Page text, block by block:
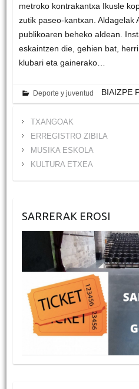
metroko kontrakantxa Ikusle
zutik paseo-kantxan. Aldagelak
publikoaren beheko aldean.
eskaintzen die, gehien bat,
klubari eta gainerako…
Deporte y juventud BIAIZPE
TXANGOAK
ERREGISTRO ZIBILA
MUSIKA ESKOLA
KULTURA ETXEA
SARRERAK EROSI